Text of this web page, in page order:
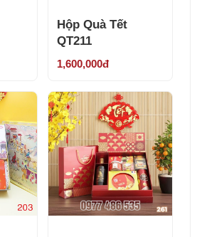
Hộp Quà Tết
QT211
1,600,000đ